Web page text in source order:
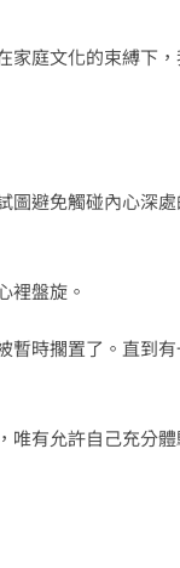
庭文化的束縛下
圖避免觸碰內心深
裡盤旋。
暫時擱置了。直到
有允許自己充分